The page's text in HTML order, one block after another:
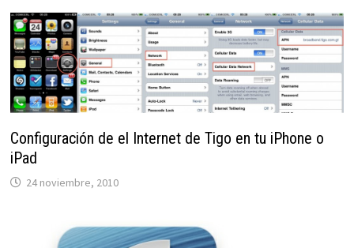
Configuración de el Internet de Tigo en tu iPhone o
iPad
24 noviembre, 2010